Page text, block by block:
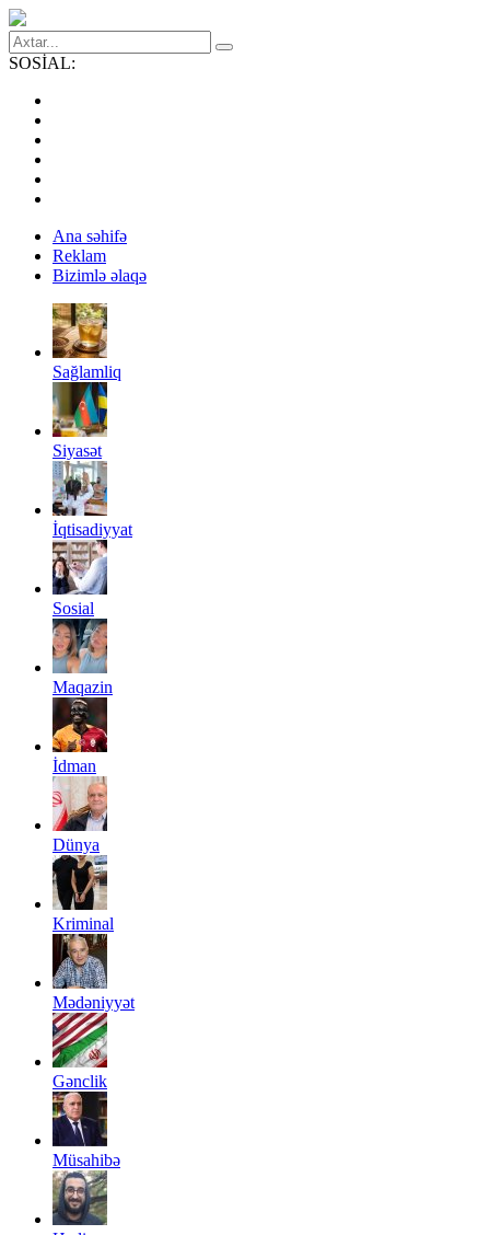
SOSİAL:
Ana səhifə
Reklam
Bizimlə əlaqə
Sağlamliq
Siyasət
İqtisadiyyat
Sosial
Maqazin
İdman
Dünya
Kriminal
Mədəniyyət
Gənclik
Müsahibə